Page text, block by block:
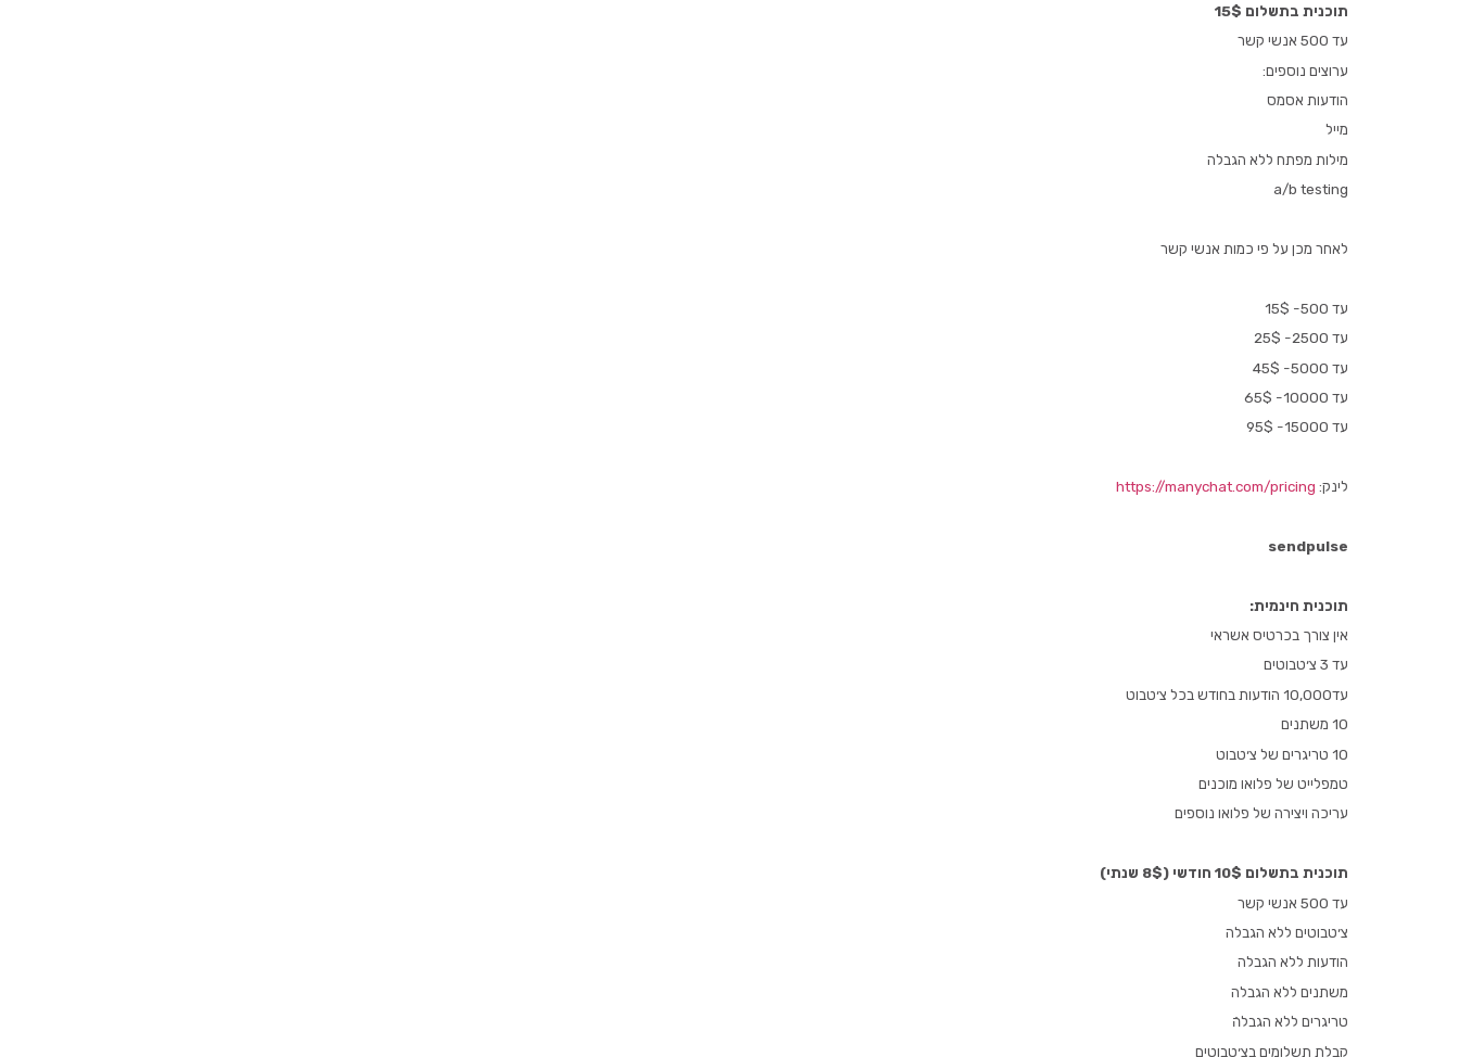
תוכנית בתשלום 15$
עד 500 אנשי קשר
ערוצים נוספים:
הודעות אסמס
מייל
מילות מפתח ללא הגבלה
a/b testing
לאחר מכן על פי כמות אנשי קשר
עד 500- 15$
עד 2500- 25$
עד 5000- 45$
עד 10000- 65$
עד 15000- 95$
לינק: https://manychat.com/pricing
sendpulse
תוכנית חינמית:
אין צורך בכרטיס אשראי
עד 3 צ׳טבוטים
עד10,000 הודעות בחודש בכל צ׳טבוט
10 משתנים
10 טריגרים של צ׳טבוט
טמפלייט של פלואו מוכנים
עריכה ויצירה של פלואו נוספים
תוכנית בתשלום 10$ חודשי (8$ שנתי)
עד 500 אנשי קשר
צ׳טבוטים ללא הגבלה
הודעות ללא הגבלה
משתנים ללא הגבלה
טריגרים ללא הגבלהֿ
קבלת תשלומים בצ׳טבוטים